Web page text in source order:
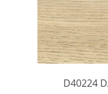
D40224